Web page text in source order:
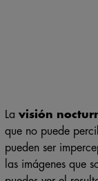
La visión
que no puede
pueden ser
las imágenes que